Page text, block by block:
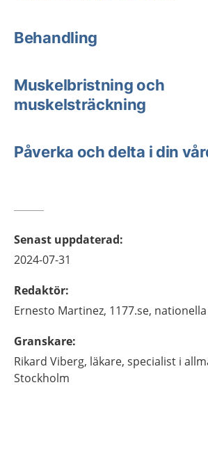
Behandling
Muskelbristning och
muskelsträckning
Påverka och delta i din
Senast uppdaterad:
2024-07-31
Redaktör:
Ernesto Martinez, 1177.se,
Granskare:
Rikard Viberg, läkare, specialist i
Stockholm